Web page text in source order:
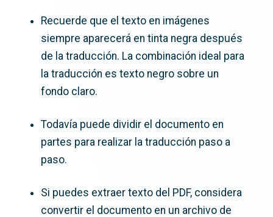
Recuerde que el texto en imágenes
siempre aparecerá en tinta negra después
de la traducción. La combinación ideal para
la traducción es texto negro sobre un
fondo claro.
Todavía puede dividir el documento en
partes para realizar la traducción paso a
paso.
Si puedes extraer texto del PDF, considera
convertir el documento en un archivo de